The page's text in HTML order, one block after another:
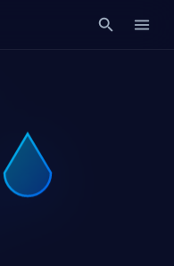
search menu